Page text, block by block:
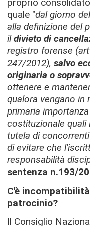
quale "dal giorno
alla definizione del
ildivieto di
registro forense
247/2012), salvo
originaria o
ottenere e
qualora vengano in
primaria
costituzionale quali
tutela di
di evitare che
responsabilità
sentenza n.193/
C'è
patrocinio?
Il Consiglio